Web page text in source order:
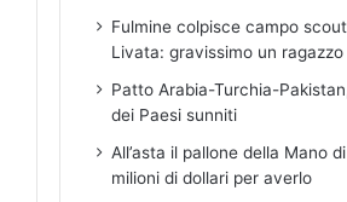
Fulmine colpisce campo
Livata: gravissimo un ragazzo
Patto Arabia-Turchia-
dei Paesi sunniti
All’asta il pallone della Mano
milioni di dollari per averlo